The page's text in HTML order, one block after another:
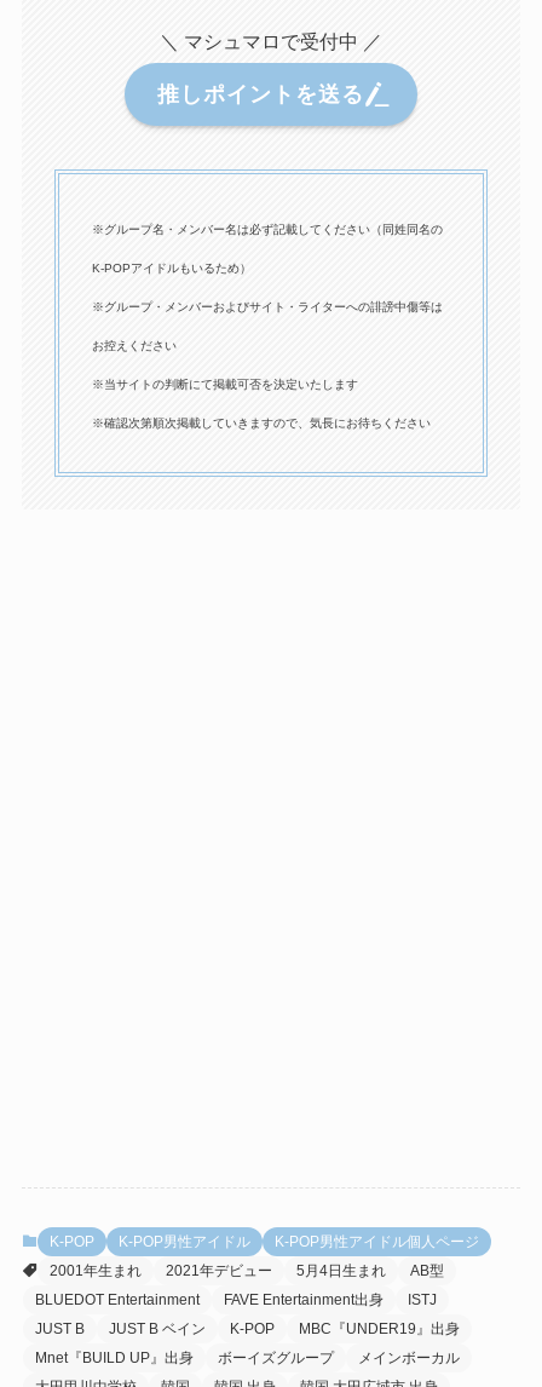
＼ マシュマロで受付中 ／
推しポイントを送る
※グループ名・メンバー名は必ず記載してください（同姓同名の
K-POPアイドルもいるため）
※グループ・メンバーおよびサイト・ライターへの誹謗中傷等は
お控えください
※当サイトの判断にて掲載可否を決定いたします
※確認次第順次掲載していきますので、気長にお待ちください
K-POP K-POP男性アイドル
K-POP男性アイドル個人ページ
2001年生まれ
2021年デビュー 5月4日生まれ
AB型
BLUEDOT Entertainment
FAVE Entertainment出身
ISTJ
JUST B
JUST B ベイン K-POP
MBC『UNDER19』出身
Mnet『BUILD UP』出身
ボーイズグループ
メインボーカル